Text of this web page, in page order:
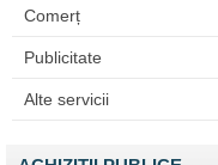
Comerț
Publicitate
Alte servicii